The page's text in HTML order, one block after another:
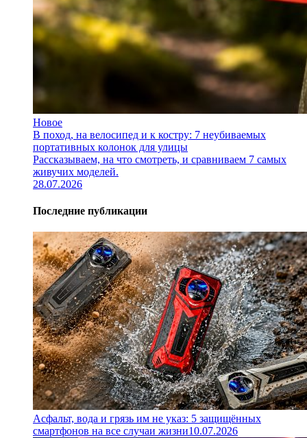
Новое
В поход, на велосипед и к костру: 7 неубиваемых
портативных колонок для улицы
Рассказываем, на что смотреть, и сравниваем 7 самых
живучих моделей.
28.07.2026
Последние публикации
Асфальт, вода и грязь им не указ: 5 защищённых
смартфонов на все случаи жизни10.07.2026